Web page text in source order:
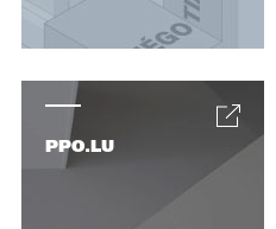
PPO.LU